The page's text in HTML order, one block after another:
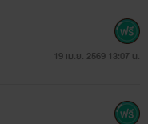
19 เม.ย. 2569 13:07 น.